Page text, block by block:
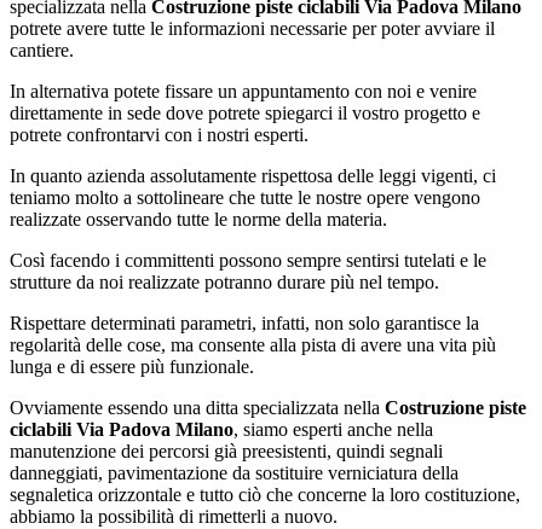
specializzata nella Costruzione piste ciclabili Via Padova Milano
potrete avere tutte le informazioni necessarie per poter avviare il
cantiere.
In alternativa potete fissare un appuntamento con noi e venire
direttamente in sede dove potrete spiegarci il vostro progetto e
potrete confrontarvi con i nostri esperti.
In quanto azienda assolutamente rispettosa delle leggi vigenti, ci
teniamo molto a sottolineare che tutte le nostre opere vengono
realizzate osservando tutte le norme della materia.
Così facendo i committenti possono sempre sentirsi tutelati e le
strutture da noi realizzate potranno durare più nel tempo.
Rispettare determinati parametri, infatti, non solo garantisce la
regolarità delle cose, ma consente alla pista di avere una vita più
lunga e di essere più funzionale.
Ovviamente essendo una ditta specializzata nella Costruzione piste
ciclabili Via Padova Milano, siamo esperti anche nella
manutenzione dei percorsi già preesistenti, quindi segnali
danneggiati, pavimentazione da sostituire verniciatura della
segnaletica orizzontale e tutto ciò che concerne la loro costituzione,
abbiamo la possibilità di rimetterli a nuovo.